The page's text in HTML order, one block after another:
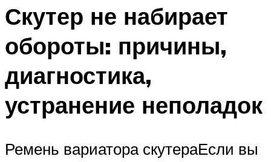
Скутер не набирает
обороты: причины,
диагностика,
устранение неполадок
Ремень вариатора скутераЕсли вы